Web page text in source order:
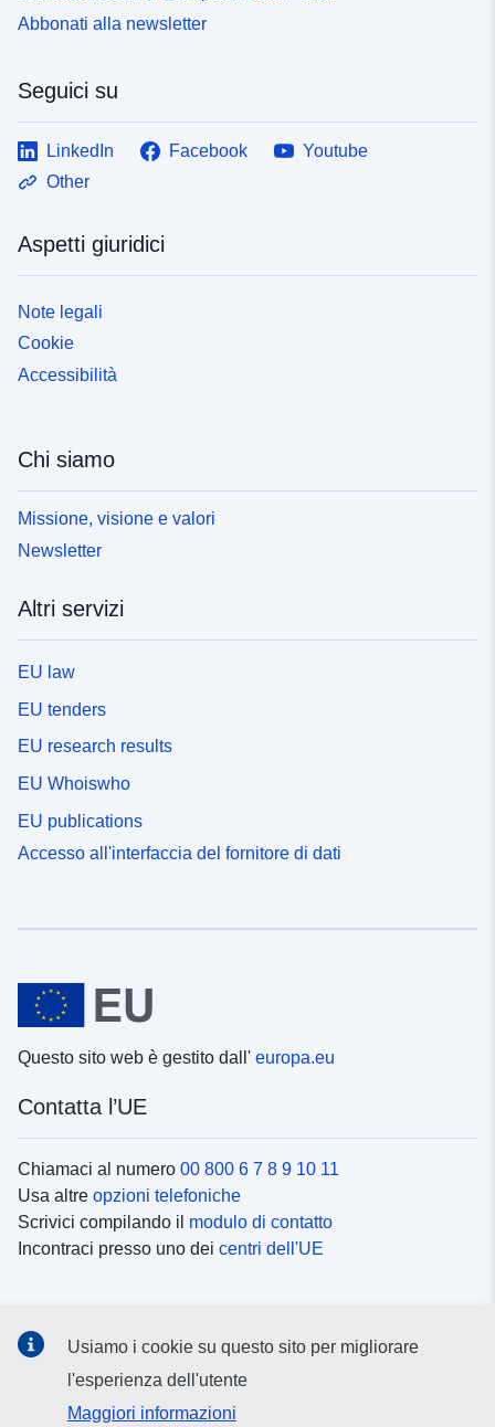
Abbonati alla newsletter
Seguici su
LinkedIn Facebook
Youtube
Other
Aspetti giuridici
Note legali
Cookie
Accessibilità
Chi siamo
Missione, visione e valori
Newsletter
Altri servizi
EU law
EU tenders
EU research results
EU Whoiswho
EU publications
Accesso all'interfaccia del fornitore di dati
Questo sito web è gestito dall' europa.eu
Contatta l’UE
Chiamaci al numero 00 800 6 7 8 9 10 11
Usa altre opzioni telefoniche
Scrivici compilando il modulo di contatto
Incontraci presso uno dei centri dell'UE
Cerca icanali social
Usiamo i cookie su questo sito per migliorare
l'esperienza dell'utente
Maggiori informazioni